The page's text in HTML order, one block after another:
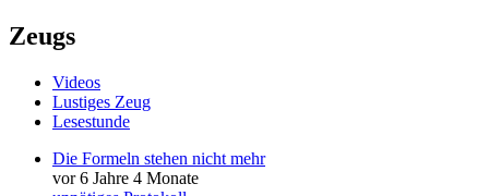
Zeugs
Videos
Lustiges Zeug
Lesestunde
Die Formeln stehen nicht mehr
vor 6 Jahre 4 Monate